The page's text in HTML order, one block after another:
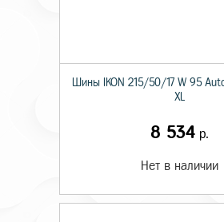
Шины IKON 215/50/17 W 95
XL
8 534р.
Нет в наличии